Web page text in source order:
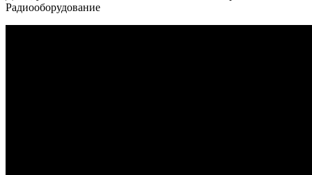
Радиооборудование